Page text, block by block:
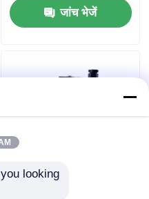
प्रणाली के लिए
जांच भेजें
looking